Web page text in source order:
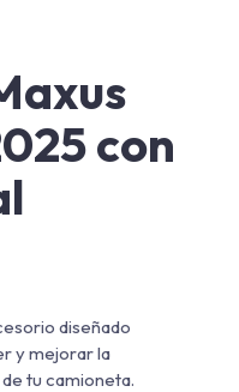
con
diseñado
y mejorar la
tu camioneta.